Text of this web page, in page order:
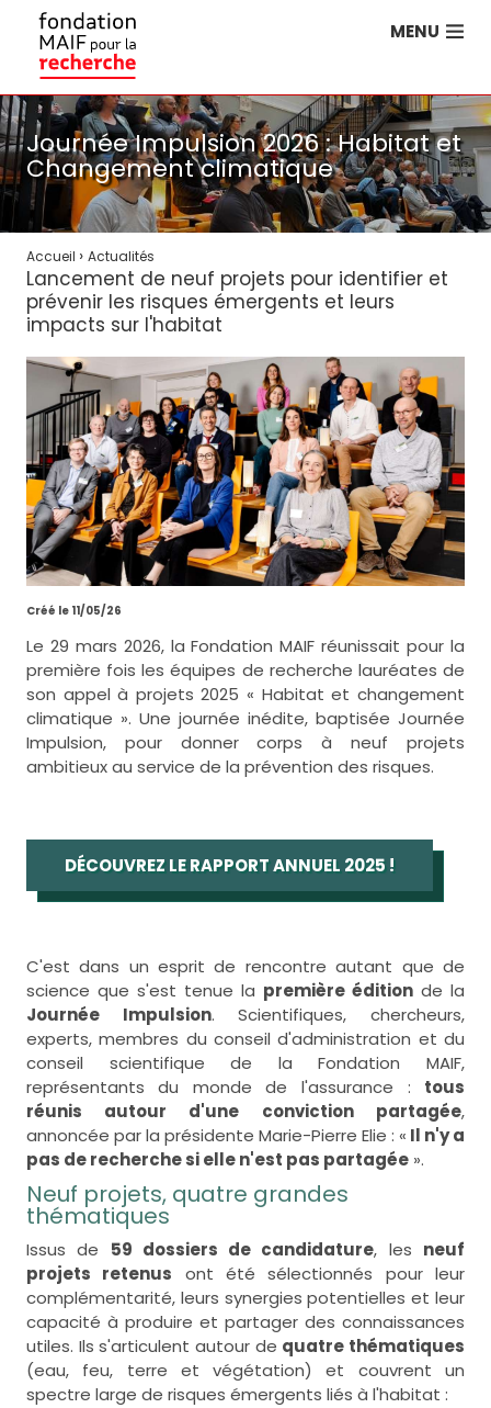
MENU
Journée Impulsion 2026 : Habitat et
Changement climatique
Accueil › Actualités
Lancement de neuf projets pour identifier et
prévenir les risques émergents et leurs
impacts sur l'habitat
Créé le 11/05/26
Le 29 mars 2026, la Fondation MAIF réunissait pour la
première fois les équipes de recherche lauréates de
son appel à projets 2025 « Habitat et changement
climatique ». Une journée inédite, baptisée Journée
Impulsion, pour donner corps à neuf projets
ambitieux au service de la prévention des risques.
DÉCOUVREZ LE RAPPORT ANNUEL 2025 !
C'est dans un esprit de rencontre autant que de
science que s'est tenue la première éditionde la
Journée Impulsion. Scientifiques, chercheurs,
experts, membres du conseil d'administration et du
conseil scientifique de la Fondation MAIF,
représentants du monde de l'assurance : tous
réunis autour d'une conviction partagée,
annoncée par la présidente Marie-Pierre Elie : « Il n'y a
pas de recherche si elle n'est pas partagée».
Neuf projets, quatre grandes
thématiques
Issus de 59 dossiers de candidature, les neuf
projets retenus ont été sélectionnés pour leur
complémentarité, leurs synergies potentielles et leur
capacité à produire et partager des connaissances
utiles. Ils s'articulent autour de quatre thématiques
(eau, feu, terre et végétation) et couvrent un
spectre large de risques émergents liés à l'habitat :